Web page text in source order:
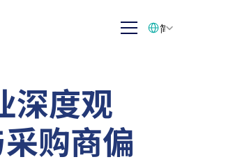
深度观
购商偏
简体中文